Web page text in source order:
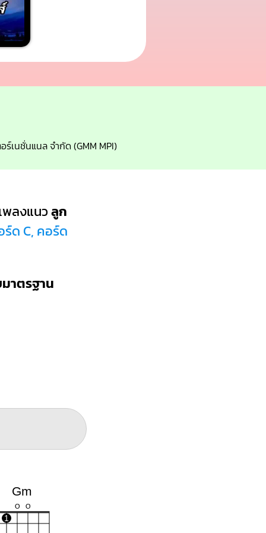
เนชั่นแนล จำกัด (GMM MPI)
ลงแนวลูก
ร์ด C, คอร์ด
าตรฐาน
Gm
O O
1